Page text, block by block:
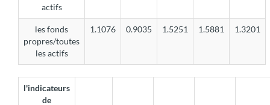
actifs
les fonds
propres/toutes
les actifs
1.1076 0.9035 1.5251 1.5881 1.3201
l'indicateurs
de